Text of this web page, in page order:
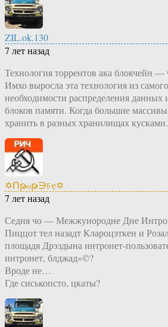
ZIL.ok.130
7 лет назад
Технология торрентов ака блокчейн —
Имхо выросла эта технология из
необходимости распределения данных
блоков памяти. Когда большие
хранить в разных хранилищах кусками.
✡Ոթℴթ∋চҿ✡
7 лет назад
Седня чо — Межжунородне Дне
Пиццот тел назадт Клароцэткен и
площадя Дрэздына интронет-
интронет, блджад»©?
Вроде не…
Где сиськопсто, цкаты?